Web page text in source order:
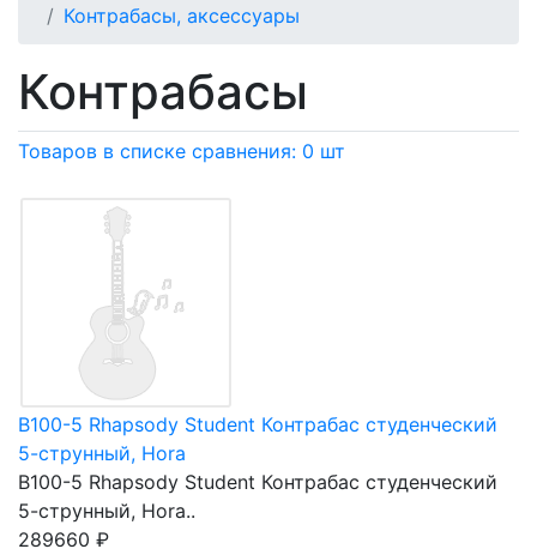
Контрабасы, аксессуары
Контрабасы
Товаров в списке сравнения: 0 шт
B100-5 Rhapsody Student Контрабас студенческий
5-струнный, Hora
B100-5 Rhapsody Student Контрабас студенческий
5-струнный, Hora..
289660 ₽